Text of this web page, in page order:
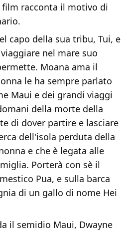
racconta il motivo di
capo della sua tribu, Tui, e
nel mare suo
Moana ama il
le ha sempre parlato
Maui e dei grandi viaggi
della morte della
di dover partire e lasciare
dell'isola perduta della
e che è legata alle
Porterà con sè il
Pua, e sulla barca
di un gallo di nome Hei
il semidio Maui, Dwayne